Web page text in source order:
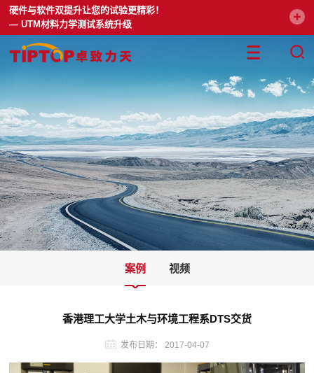
硬件与软件双提升让您的试验更精彩！
— UTM材料力学测试系统升级
案例 视频
香港理工大学土木与环境工程系DTS交货
发布日期： 2017-04-07